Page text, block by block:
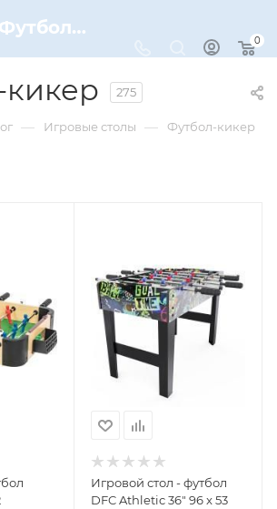
Купить Футбол-кикер по цене от 775 ₽ рублей в Москве с доставкой
0
275
— Игровые столы — Футбол-кикер
Игровой стол - футбол
DFC Athletic 36" 96 x 53